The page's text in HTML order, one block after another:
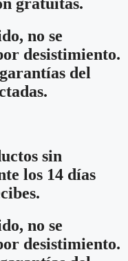
gratuitas.
no se
desistimiento.
del
sin
los 14 días
no se
desistimiento.